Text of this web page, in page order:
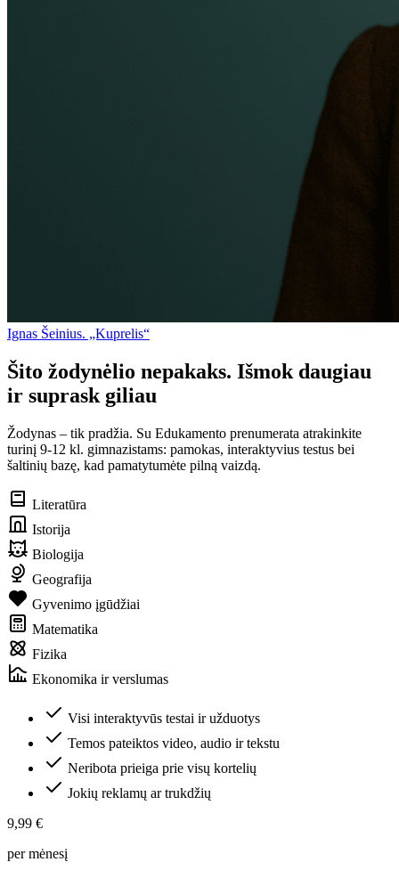
Ignas Šeinius. „Kuprelis“
Šito žodynėlio nepakaks. Išmok daugiau
ir suprask giliau
Žodynas – tik pradžia. Su Edukamento prenumerata atrakinkite
turinį 9-12 kl. gimnazistams: pamokas, interaktyvius testus bei
šaltinių bazę, kad pamatytumėte pilną vaizdą.
Literatūra
Istorija
Biologija
Geografija
Gyvenimo įgūdžiai
Matematika
Fizika
Ekonomika ir verslumas
Visi interaktyvūs testai ir užduotys
Temos pateiktos video, audio ir tekstu
Neribota prieiga prie visų kortelių
Jokių reklamų ar trukdžių
9,99 €
per mėnesį